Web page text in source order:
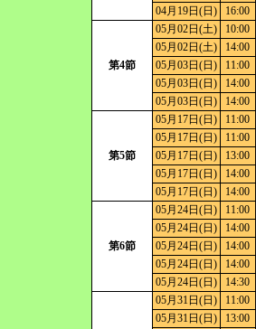
04月19日(日)
16:00
第4節
05月02日(土) 10:00
05月02日(土)
14:00
05月03日(日)
11:00
05月03日(日)
14:00
05月03日(日)
14:00
第5節
05月17日(日) 11:00
05月17日(日)
11:00
05月17日(日)
13:00
05月17日(日)
14:00
05月17日(日)
14:00
第6節
05月24日(日) 11:00
05月24日(日)
14:00
05月24日(日)
14:00
05月24日(日)
14:00
05月24日(日)
14:30
05月31日(日) 11:00
05月31日(日)
13:00